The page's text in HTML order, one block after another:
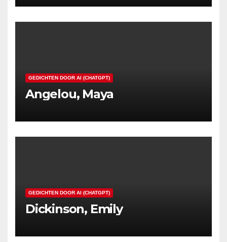
GEDICHTEN DOOR AI (CHATGPT)
Angelou, Maya
GEDICHTEN DOOR AI (CHATGPT)
Dickinson, Emily